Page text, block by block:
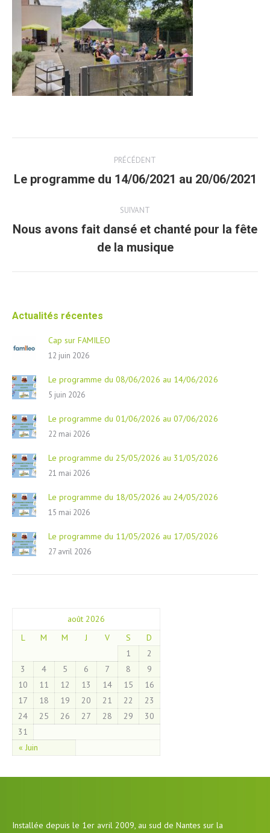
navigation
PRÉCÉDENT
Article
Le programme du 14/06/2021 au 20/06/2021
SUIVANT
suivant
Nous avons fait dansé et chanté pour la fête
de la musique
Actualités récentes
Cap sur FAMILEO
12 juin 2026
Le programme du 08/06/2026 au 14/06/2026
5 juin 2026
Le programme du 01/06/2026 au 07/06/2026
22 mai 2026
Le programme du 25/05/2026 au 31/05/2026
21 mai 2026
Le programme du 18/05/2026 au 24/05/2026
15 mai 2026
Le programme du 11/05/2026 au 17/05/2026
27 avril 2026
août 2026
L
M M J V S D
« Juin
1
2
3
4 5 6 7 8
9
10
11 12 13 14 15
16
17
18 19 20 21 22
23
24
25 26 27 28 29
30
31
Installée depuis le 1er avril 2009, au sud de Nantes sur la